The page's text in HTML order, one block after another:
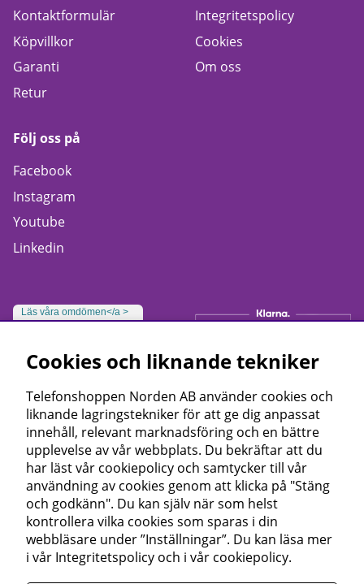
Kontaktformulär
Köpvillkor
Garanti
Retur
Integritetspolicy
Cookies
Om oss
Följ oss på
Facebook
Instagram
Youtube
Linkedin
Läs våra omdömen</a >
Cookies och liknande tekniker
Telefonshoppen Norden AB använder cookies och
liknande lagringstekniker för att ge dig anpassat
innehåll, relevant marknadsföring och en bättre
upplevelse av vår webbplats. Du bekräftar att du
har läst vår cookiepolicy och samtycker till vår
användning av cookies genom att klicka på "Stäng
och godkänn". Du kan själv när som helst
kontrollera vilka cookies som sparas i din
webbläsare under ”Inställningar”. Du kan läsa mer
i vår Integritetspolicy och i vår cookiepolicy.